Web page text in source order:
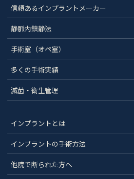
信頼あるインプラントメーカー
静脈内鎮静法
手術室（オペ室）
多くの手術実績
滅菌・衛生管理
インプラントとは
インプラントの手術方法
他院で断られた方へ